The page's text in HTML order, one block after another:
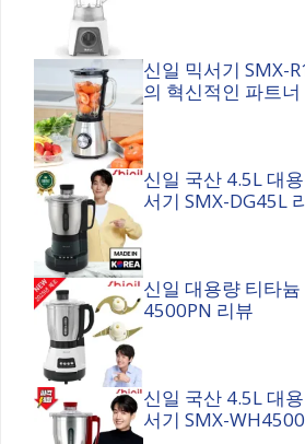
신일 믹서기 SMX-
의 혁신적인 파트너
신일 국산 4.5L 대
서기 SMX-DG45L
신일 대용량 티타
4500PN 리뷰
신일 국산 4.5L 대
서기 SMX-